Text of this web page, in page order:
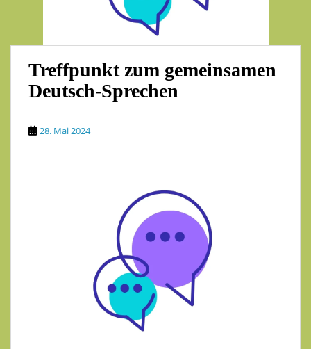
Treffpunkt zum gemeinsamen
Deutsch-Sprechen
28. Mai 2024